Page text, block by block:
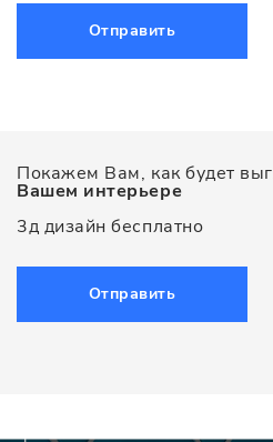
Отправить
Покажем Вам, как будет
Вашем интерьере
3д дизайн бесплатно
Отправить